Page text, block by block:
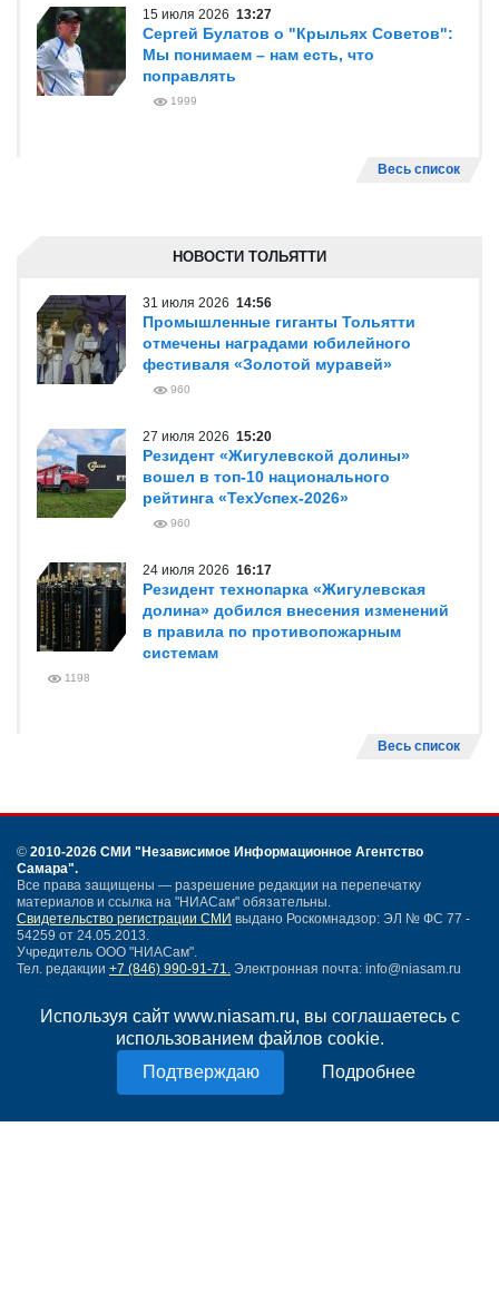
Используя сайт www.niasam.ru, вы соглашаетесь с
использованием файлов cookie.
Подробнее
15 июля 2026 13:27
Сергей Булатов о "Крыльях Советов":
Мы понимаем – нам есть, что
поправлять
1999
Весь список
НОВОСТИ ТОЛЬЯТТИ
31 июля 2026 14:56
Промышленные гиганты Тольятти
отмечены наградами юбилейного
фестиваля «Золотой муравей»
960
27 июля 2026 15:20
Резидент «Жигулевской долины»
вошел в топ-10 национального
рейтинга «ТехУспех-2026»
960
24 июля 2026 16:17
Резидент технопарка «Жигулевская
долина» добился внесения изменений
в правила по противопожарным
системам
1198
Весь список
© 2010-2026 СМИ "Независимое Информационное Агентство
Самара".
Все права защищены — разрешение редакции на перепечатку
материалов и ссылка на "НИАСам" обязательны.
Свидетельство регистрации СМИ выдано Роскомнадзор: ЭЛ № ФС 77 -
54259 от 24.05.2013.
Учредитель ООО "НИАСам".
Тел. редакции +7 (846) 990-91-71. Электронная почта: info@niasam.ru
Карта сайта
Нашли ошибку?
Политика конфиденциальности
Согласие на обработку персональных данных